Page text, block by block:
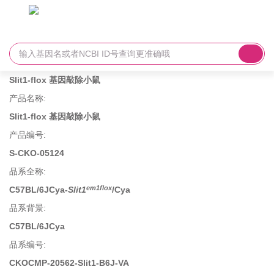
Slit1-flox 基因敲除小鼠
产品名称:
Slit1-flox 基因敲除小鼠
产品编号:
S-CKO-05124
品系全称:
C57BL/6JCya-Slit1em1flox/Cya
品系背景:
C57BL/6JCya
品系编号:
CKOCMP-20562-Slit1-B6J-VA